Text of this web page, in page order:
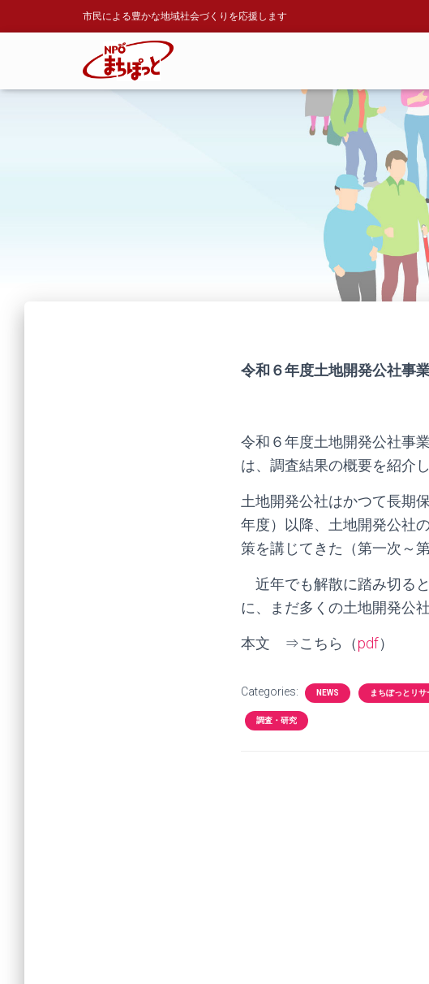
市民による豊かな地域社会づくりを応援します
令和６年度土地開発公社事
令和６年度土地開発公社事
は、調査結果の概要を紹介
土地開発公社はかつて長期
年度）以降、土地開発公社
策を講じてきた（第一次～
近年でも解散に踏み切る
に、まだ多くの土地開発公
本文 ⇒こちら（pdf）
Categories: NEWS まちぽっとリサ
調査・研究